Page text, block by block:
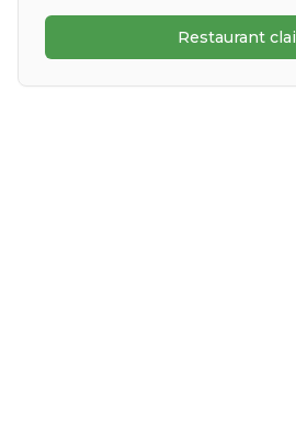
Restaurant